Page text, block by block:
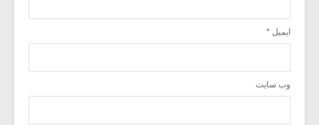
ایمیل *
وب‌ سایت